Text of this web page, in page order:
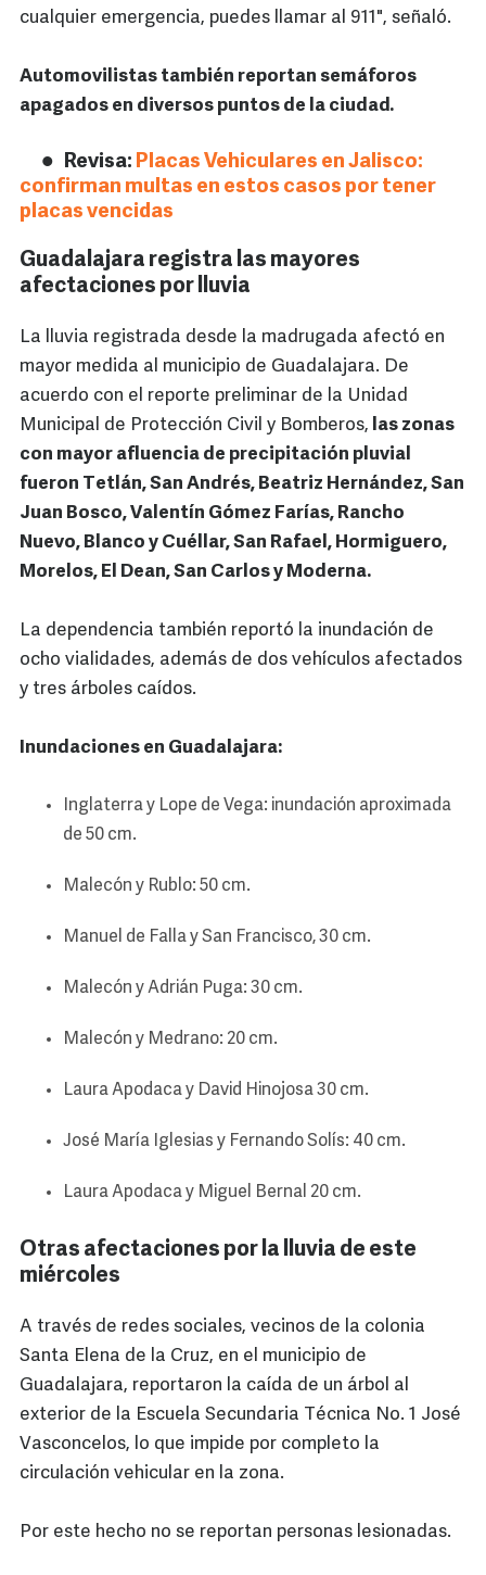
cualquier emergencia, puedes llamar al 911", señaló.
Automovilistas también reportan semáforos
apagados en diversos puntos de la ciudad.
Revisa: Placas Vehiculares en Jalisco:
confirman multas en estos casos por tener
placas vencidas
Guadalajara registra las mayores
afectaciones por lluvia
La lluvia registrada desde la madrugada afectó en
mayor medida al municipio de Guadalajara. De
acuerdo con el reporte preliminar de la Unidad
Municipal de Protección Civil y Bomberos, las zonas
con mayor afluencia de precipitación pluvial
fueron Tetlán, San Andrés, Beatriz Hernández, San
Juan Bosco, Valentín Gómez Farías, Rancho
Nuevo, Blanco y Cuéllar, San Rafael, Hormiguero,
Morelos, El Dean, San Carlos y Moderna.
La dependencia también reportó la inundación de
ocho vialidades, además de dos vehículos afectados
y tres árboles caídos.
Inundaciones en Guadalajara:
Inglaterra y Lope de Vega: inundación aproximada
de 50 cm.
Malecón y Rublo: 50 cm.
Manuel de Falla y San Francisco, 30 cm.
Malecón y Adrián Puga: 30 cm.
Malecón y Medrano: 20 cm.
Laura Apodaca y David Hinojosa 30 cm.
José María Iglesias y Fernando Solís: 40 cm.
Laura Apodaca y Miguel Bernal 20 cm.
Otras afectaciones por la lluvia de este
miércoles
A través de redes sociales, vecinos de la colonia
Santa Elena de la Cruz, en el municipio de
Guadalajara, reportaron la caída de un árbol al
exterior de la Escuela Secundaria Técnica No. 1 José
Vasconcelos, lo que impide por completo la
circulación vehicular en la zona.
Por este hecho no se reportan personas lesionadas.